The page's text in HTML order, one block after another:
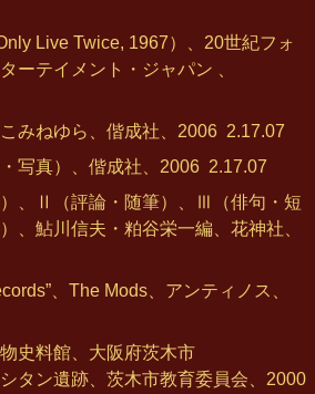
Live Twice, 1967）、20世紀フォ
ーテイメント・ジャパン 、
みねゆら、偕成社、2006 2.17.07
写真）、偕成社、2006 2.17.07
、Ⅱ（評論・随筆）、Ⅲ（俳句・短
、鮎川信夫・粕谷栄一編、花神社、
、The Mods、アンティノス、
史料館、大阪府茨木市
タン遺跡、茨木市教育委員会、2000